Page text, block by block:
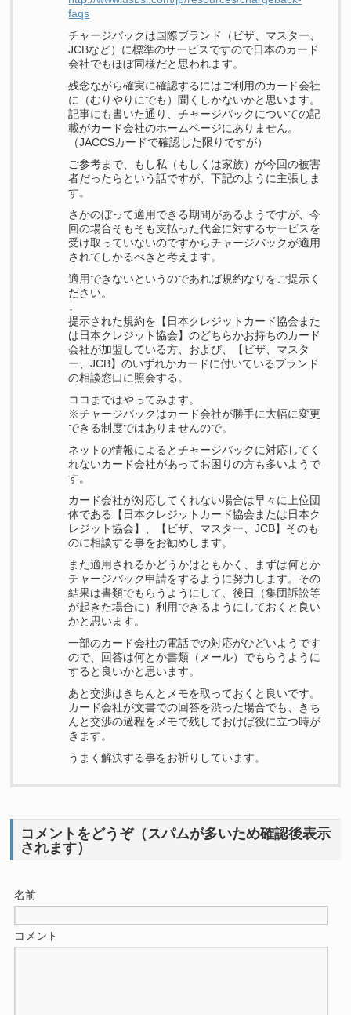
faqs
チャージバックは国際ブランド（ビザ、マスター、
JCBなど）に標準のサービスですので日本のカード
会社でもほぼ同様だと思われます。
残念ながら確実に確認するにはご利用のカード会社
に（むりやりにでも）聞くしかないかと思います。
記事にも書いた通り、チャージバックについての記
載がカード会社のホームページにありません。
（JACCSカードで確認した限りですが）
ご参考まで、もし私（もしくは家族）が今回の被害
者だったらという話ですが、下記のように主張しま
す。
さかのぼって適用できる期間があるようですが、今
回の場合そもそも支払った代金に対するサービスを
受け取っていないのですからチャージバックが適用
されてしかるべきと考えます。
適用できないというのであれば規約なりをご提示く
ださい。
↓
提示された規約を【日本クレジットカード協会また
は日本クレジット協会】のどちらかお持ちのカード
会社が加盟している方、および、【ビザ、マスタ
ー、JCB】のいずれかカードに付いているブランド
の相談窓口に照会する。
ココまではやってみます。
※チャージバックはカード会社が勝手に大幅に変更
できる制度ではありませんので。
ネットの情報によるとチャージバックに対応してく
れないカード会社があってお困りの方も多いようで
す。
カード会社が対応してくれない場合は早々に上位団
体である【日本クレジットカード協会または日本ク
レジット協会】、【ビザ、マスター、JCB】そのも
のに相談する事をお勧めします。
また適用されるかどうかはともかく、まずは何とか
チャージバック申請をするように努力します。その
結果は書類でもらうようにして、後日（集団訴訟等
が起きた場合に）利用できるようにしておくと良い
かと思います。
一部のカード会社の電話での対応がひどいようです
ので、回答は何とか書類（メール）でもらうように
すると良いかと思います。
あと交渉はきちんとメモを取っておくと良いです。
カード会社が文書での回答を渋った場合でも、きち
んと交渉の過程をメモで残しておけば役に立つ時が
きます。
うまく解決する事をお祈りしています。
コメントをどうぞ（スパムが多いため確認後表示
されます）
名前
コメント